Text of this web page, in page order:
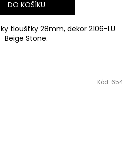
DO KOŠÍKU
tloušťky 28mm, dekor 2106-LU
Beige Stone.
Kód: 654